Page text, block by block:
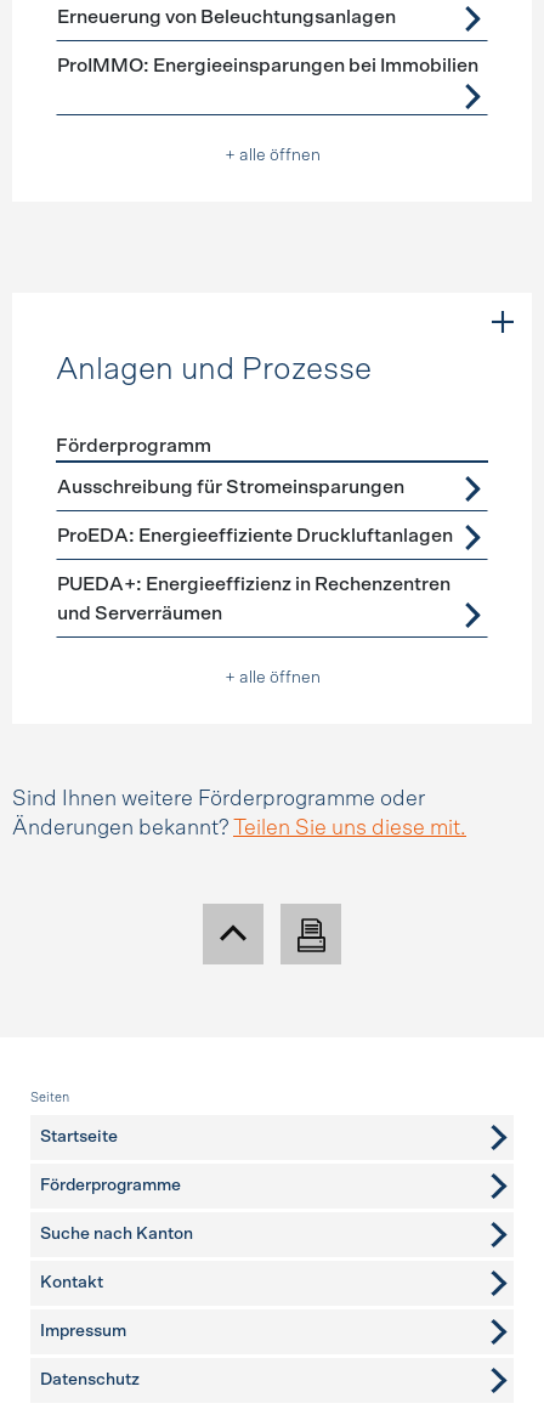
Erneuerung von Beleuchtungsanlagen
ProIMMO: Energieeinsparungen bei Immobilien
+ alle öffnen
Anlagen und Prozesse
Förderprogramme Anlagen und Prozesse
Förderprogramm
Ausschreibung für Stromeinsparungen
ProEDA: Energieeffiziente Druckluftanlagen
PUEDA+: Energieeffizienz in Rechenzentren
und Serverräumen
+ alle öffnen
Sind Ihnen weitere Förderprogramme oder
Änderungen bekannt?
Teilen Sie uns diese mit.
Fusszeile
Seiten
Startseite
Förderprogramme
Suche nach Kanton
weitere Seiten
Kontakt
Impressum
Datenschutz